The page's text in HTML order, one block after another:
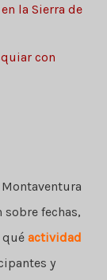
la Sierra de
con
fechas,
qué actividad
y